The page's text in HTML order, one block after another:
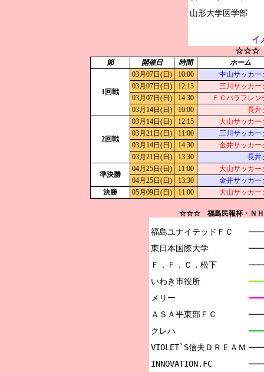
イ
☆☆☆
節 開催日 時間 ホーム
1回戦
03月07日(日) 10:00
中山サッカー
03月07日(日)
12:15
三川サッカー
03月07日(日)
14:30
ＦＣパラフレン
03月14日(日)
10:00 長井
2回戦
03月14日(日) 12:15
大山サッカー
03月21日(日)
11:00
三川サッカー
03月14日(日)
14:30
金井サッカー
03月21日(日)
13:30 長井
準決勝
04月25日(日) 11:00
大山サッカー
04月25日(日)
13:30
金井サッカー
決勝
05月09日(日) 11:00 大山サッカー
☆☆☆ 福島民報杯・ＮＨ
福島ユナイテッドＦＣ
東日本国際大学
Ｆ．Ｆ．Ｃ．松下
いわき市役所
メリー
ＡＳＡ平東部ＦＣ
クレハ
VIOLET`S信夫ＤＲＥＡＭ
INNOVATION.FC